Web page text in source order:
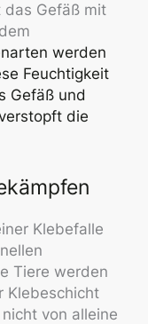
Gefäß mit
werden
Feuchtigkeit
Gefäß und
die
Klebefalle
Tiere werden
Klebeschicht
von alleine